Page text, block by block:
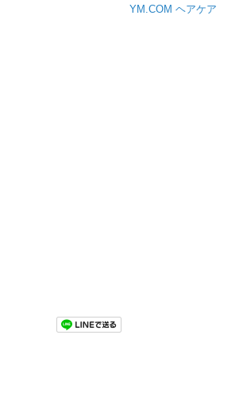
YM.COM ヘアケア